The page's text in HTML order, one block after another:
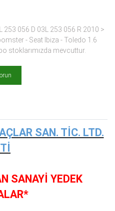
253 056 D 03L 253 056 R 2010 >
- Seat Ibiza - Toledo 1.6
stoklarımızda mevcuttur.
SAN. TİC. LTD.
SANAYİ YEDEK